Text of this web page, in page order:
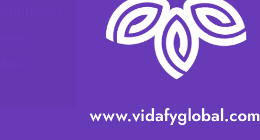
www.vidafyglobal.com